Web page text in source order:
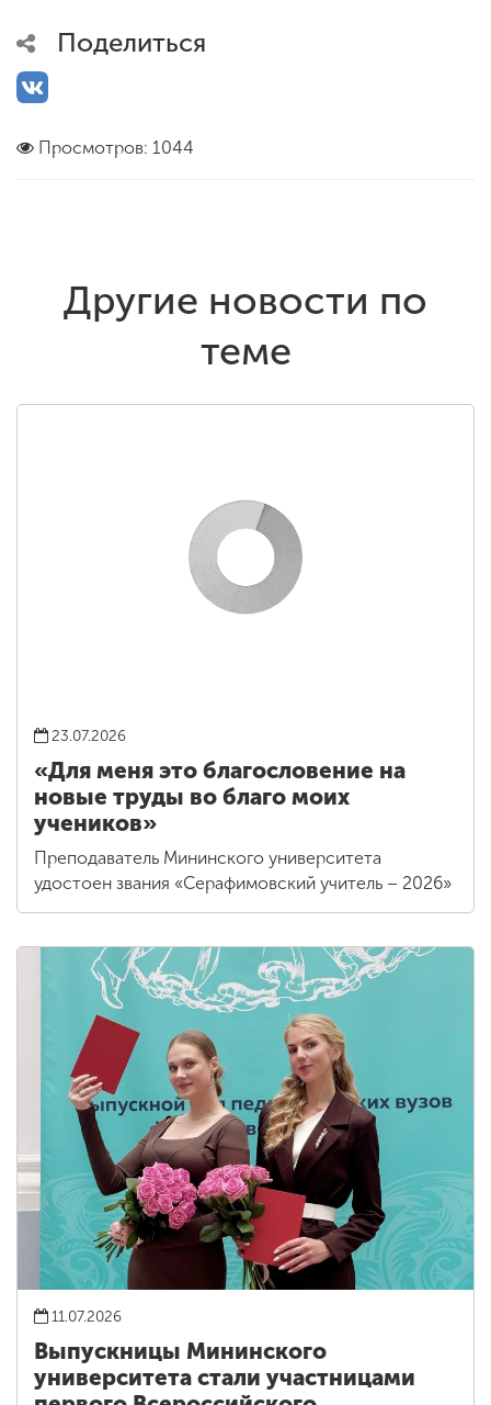
Поделиться
Просмотров: 1044
Другие новости по
теме
23.07.2026
«Для меня это благословение на
новые труды во благо моих
учеников»
Преподаватель Мининского университета
удостоен звания «Серафимовский учитель – 2026»
11.07.2026
Выпускницы Мининского
университета стали участницами